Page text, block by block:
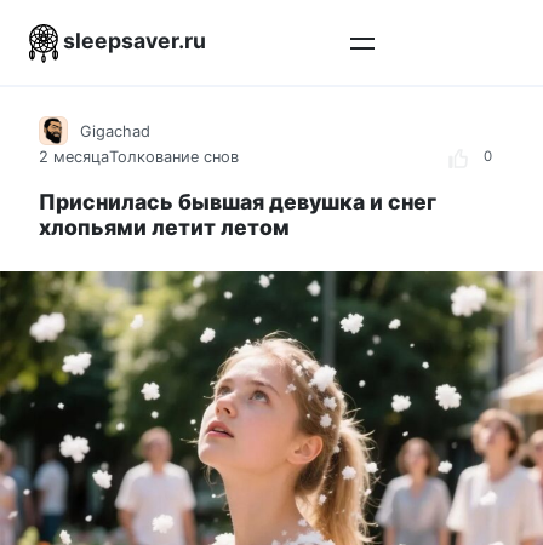
sleepsaver.ru
0
Gigachad
2 месяцаТолкование снов
Приснилась бывшая девушка и снег
хлопьями летит летом